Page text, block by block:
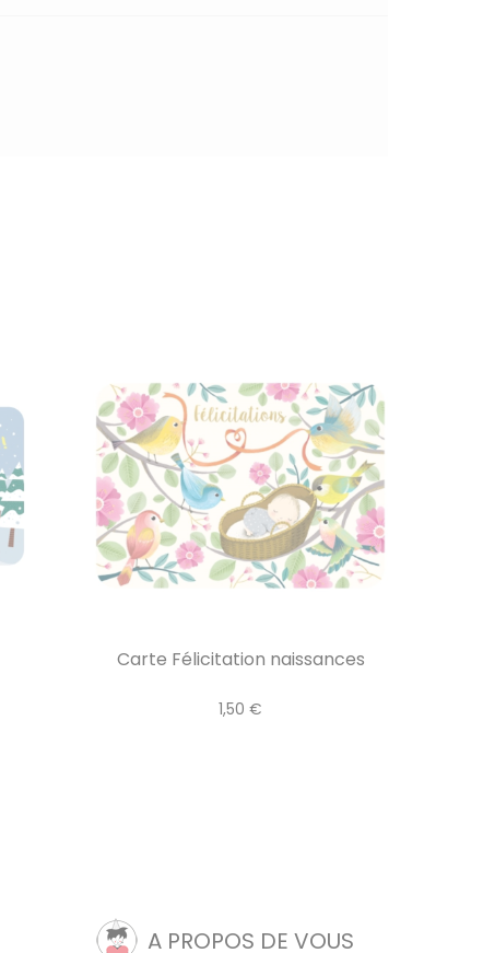
Carte Félicitation naissances
1,50 €
A PROPOS DE VOUS